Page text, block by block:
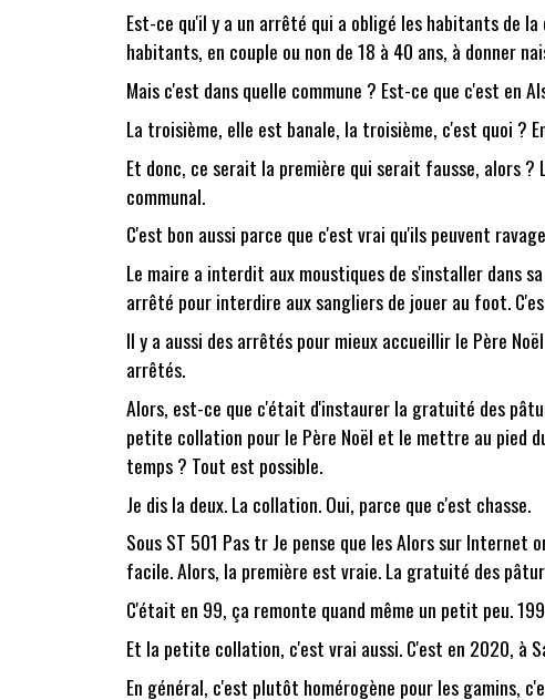
Est-ce qu'il y a un arrêté qui a obligé les habitants de
habitants, en couple ou non de 18 à 40 ans, à donner
Mais c'est dans quelle commune ? Est-ce que c'est en
La troisième, elle est banale, la troisième, c'est quoi ?
Et donc, ce serait la première qui serait fausse, alors
communal.
C'est bon aussi parce que c'est vrai qu'ils peuvent
Le maire a interdit aux moustiques de s'installer dans
arrêté pour interdire aux sangliers de jouer au foot.
Il y a aussi des arrêtés pour mieux accueillir le Père
arrêtés.
Alors, est-ce que c'était d'instaurer la gratuité des
petite collation pour le Père Noël et le mettre au pied
temps ? Tout est possible.
Je dis la deux. La collation. Oui, parce que c'est chasse.
Sous ST 501 Pas tr Je pense que les Alors sur
facile. Alors, la première est vraie. La gratuité des
C'était en 99, ça remonte quand même un petit peu.
Et la petite collation, c'est vrai aussi. C'est en 2020, à
En général, c'est plutôt homérogène pour les gamins,